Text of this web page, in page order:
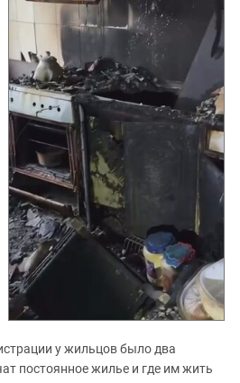
у жильцов было два
постоянное жилье и где им жить